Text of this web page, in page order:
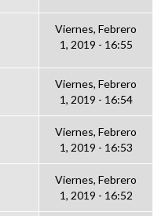
Viernes, Febrero
1, 2019 - 16:55
Viernes, Febrero
1, 2019 - 16:54
Viernes, Febrero
1, 2019 - 16:53
Viernes, Febrero
1, 2019 - 16:52